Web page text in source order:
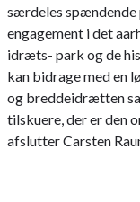
særdeles
engagement i det
idræts- park og de
kan bidrage med en
og breddeidrætten
tilskuere, der er den
afslutter Carsten